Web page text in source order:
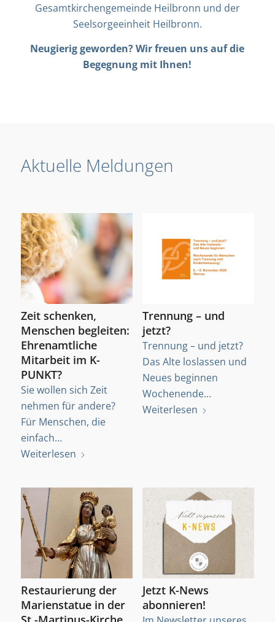
Gesamtkirchengemeinde Heilbronn und der
Seelsorgeeinheit Heilbronn.
Neugierig geworden? Wir freuen uns auf die
Begegnung mit Ihnen!
Aktuelle Meldungen
Zeit schenken,
Menschen begleiten:
Ehrenamtliche
Mitarbeit im K-
PUNKT?
Sie wollen sich Zeit
nehmen für andere?
Für Menschen, die
einfach…
Weiterlesen
Trennung – und
jetzt?
Trennung – und jetzt?
Das Alte loslassen und
Neues beginnen
Wochenende…
Weiterlesen
Restaurierung der
Marienstatue in der
Jetzt K-News
abonnieren!